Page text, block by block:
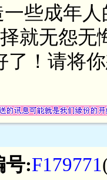
些成年
就无怨
了！请将
号:F179771